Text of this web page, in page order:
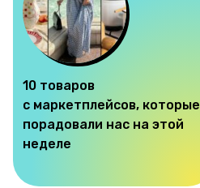
10 товаров
с маркетплейсов, которые
порадовали нас на этой
неделе